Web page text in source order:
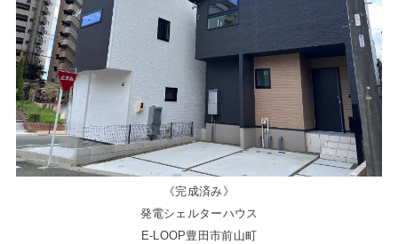
《完成済み》
発電シェルターハウス
E-LOOP豊田市前山町